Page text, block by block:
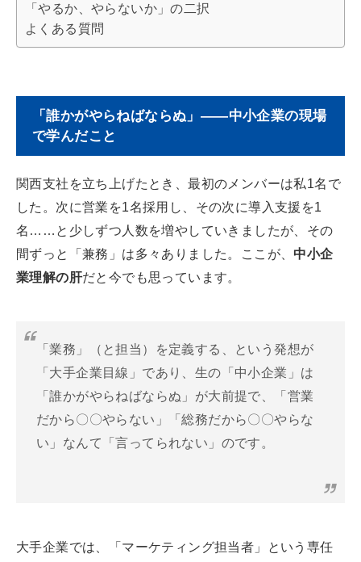
「やるか、やらないか」の二択
よくある質問
「誰かがやらねばならぬ」——中小企業の現場
で学んだこと
関西支社を立ち上げたとき、最初のメンバーは私1名で
した。次に営業を1名採用し、その次に導入支援を1
名……と少しずつ人数を増やしていきましたが、その
間ずっと「兼務」は多々ありました。ここが、 中小企
業理解の肝だと今でも思っています。
「業務」（と担当）を定義する、という発想が
「大手企業目線」であり、生の「中小企業」は
「誰かがやらねばならぬ」が大前提で、「営業
だから〇〇やらない」「総務だから〇〇やらな
い」なんて「言ってられない」のです。
大手企業では、「マーケティング担当者」という専任